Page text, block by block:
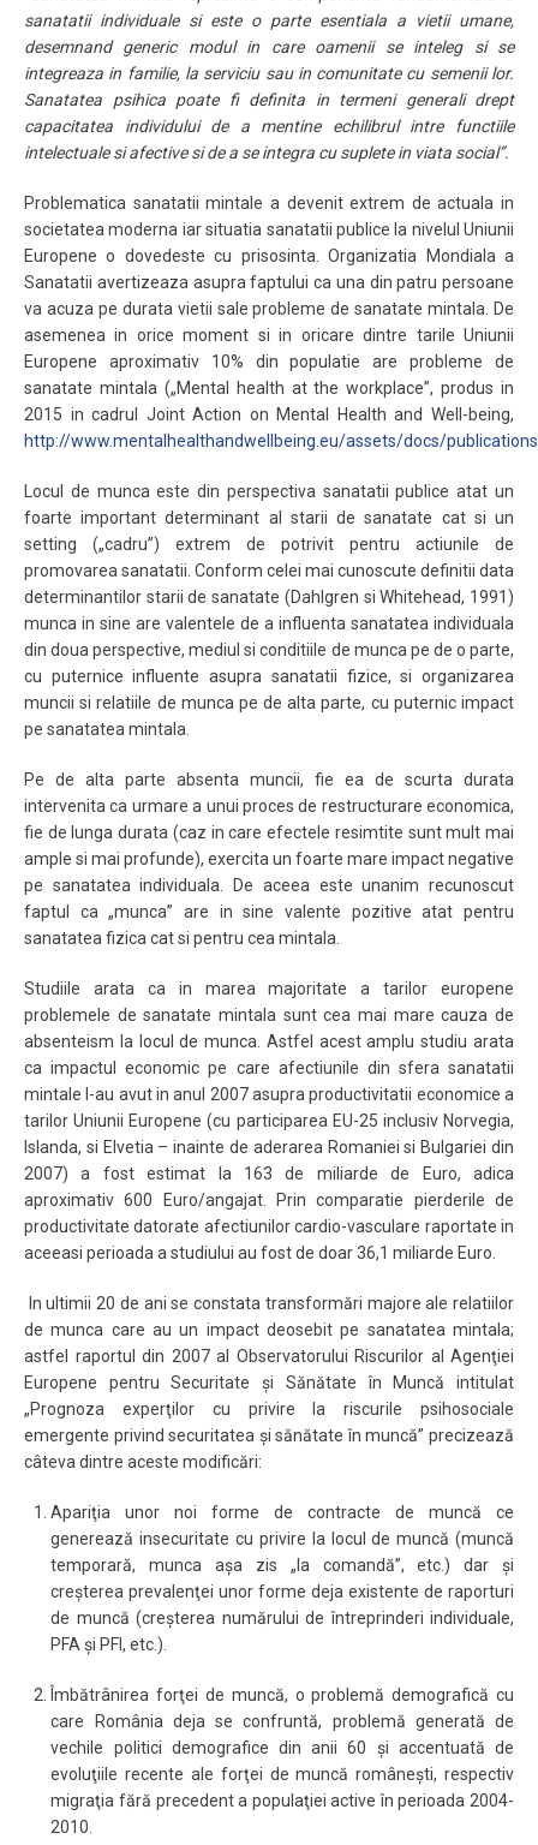
sanatatii individuale si este o parte esentiala a vietii umane,
desemnand generic modul in care oamenii se inteleg si se
integreaza in familie, la serviciu sau in comunitate cu semenii lor.
Sanatatea psihica poate fi definita in termeni generali drept
capacitatea individului de a mentine echilibrul intre functiile
intelectuale si afective si de a se integra cu suplete in viata social”.
Problematica sanatatii mintale a devenit extrem de actuala in
societatea moderna iar situatia sanatatii publice la nivelul Uniunii
Europene o dovedeste cu prisosinta. Organizatia Mondiala a
Sanatatii avertizeaza asupra faptului ca una din patru persoane
va acuza pe durata vietii sale probleme de sanatate mintala. De
asemenea in orice moment si in oricare dintre tarile Uniunii
Europene aproximativ 10% din populatie are probleme de
sanatate mintala („Mental health at the workplace”, produs in
2015 in cadrul Joint Action on Mental Health and Well-being,
http://www.mentalhealthandwellbeing.eu/assets/docs/
Locul de munca este din perspectiva sanatatii publice atat un
foarte important determinant al starii de sanatate cat si un
setting („cadru”) extrem de potrivit pentru actiunile de
promovarea sanatatii. Conform celei mai cunoscute definitii data
determinantilor starii de sanatate (Dahlgren si Whitehead, 1991)
munca in sine are valentele de a influenta sanatatea individuala
din doua perspective, mediul si conditiile de munca pe de o parte,
cu puternice influente asupra sanatatii fizice, si organizarea
muncii si relatiile de munca pe de alta parte, cu puternic impact
pe sanatatea mintala.
Pe de alta parte absenta muncii, fie ea de scurta durata
intervenita ca urmare a unui proces de restructurare economica,
fie de lunga durata (caz in care efectele resimtite sunt mult mai
ample si mai profunde), exercita un foarte mare impact negative
pe sanatatea individuala. De aceea este unanim recunoscut
faptul ca „munca” are in sine valente pozitive atat pentru
sanatatea fizica cat si pentru cea mintala.
Studiile arata ca in marea majoritate a tarilor europene
problemele de sanatate mintala sunt cea mai mare cauza de
absenteism la locul de munca. Astfel acest amplu studiu arata
ca impactul economic pe care afectiunile din sfera sanatatii
mintale l-au avut in anul 2007 asupra productivitatii economice a
tarilor Uniunii Europene (cu participarea EU-25 inclusiv Norvegia,
Islanda, si Elvetia – inainte de aderarea Romaniei si Bulgariei din
2007) a fost estimat la 163 de miliarde de Euro, adica
aproximativ 600 Euro/angajat. Prin comparatie pierderile de
productivitate datorate afectiunilor cardio-vasculare raportate in
aceeasi perioada a studiului au fost de doar 36,1 miliarde Euro.
In ultimii 20 de ani se constata transformări majore ale relatiilor
de munca care au un impact deosebit pe sanatatea mintala;
astfel raportul din 2007 al Observatorului Riscurilor al Agenţiei
Europene pentru Securitate şi Sănătate în Muncă intitulat
„Prognoza experţilor cu privire la riscurile psihosociale
emergente privind securitatea şi sănătate în muncă” precizează
câteva dintre aceste modificări:
Apariţia unor noi forme de contracte de muncă ce
generează insecuritate cu privire la locul de muncă (muncă
temporară, munca aşa zis „la comandă”, etc.) dar şi
creşterea prevalenţei unor forme deja existente de raporturi
de muncă (creşterea numărului de întreprinderi individuale,
PFA şi PFI, etc.).
Îmbătrânirea forţei de muncă, o problemă demografică cu
care România deja se confruntă, problemă generată de
vechile politici demografice din anii 60 şi accentuată de
evoluţiile recente ale forţei de muncă româneşti, respectiv
migraţia fără precedent a populaţiei active în perioada 2004-
2010.